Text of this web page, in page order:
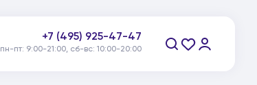
+7 (495) 925-47-47
пн-пт: 9:00-21:00, сб-вс: 10:00-20:00